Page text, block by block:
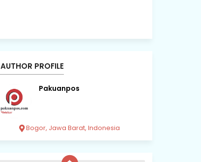
AUTHOR PROFILE
Pakuanpos
Bogor, Jawa Barat, Indonesia